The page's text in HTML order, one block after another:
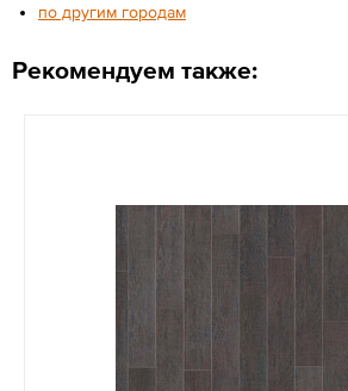
по другим городам
Рекомендуем также: